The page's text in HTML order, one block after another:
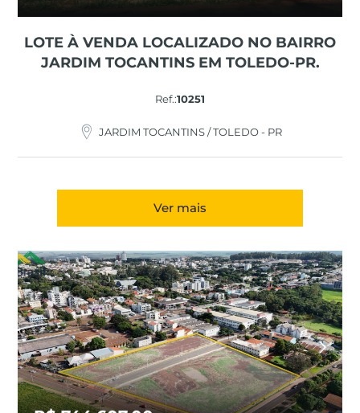
LOTE À VENDA LOCALIZADO NO BAIRRO
JARDIM TOCANTINS EM TOLEDO-PR.
Ref.:10251
JARDIM TOCANTINS / TOLEDO - PR
Ver mais